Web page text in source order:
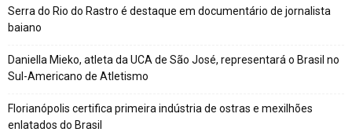
Serra do Rio do Rastro é destaque em documentário de jornalista
baiano
Daniella Mieko, atleta da UCA de São José, representará o Brasil no
Sul-Americano de Atletismo
Florianópolis certifica primeira indústria de ostras e mexilhões
enlatados do Brasil